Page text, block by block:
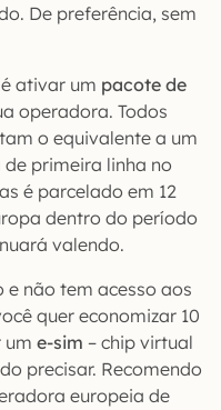
De preferência, sem
ativar um pacote de
operadora. Todos
o equivalente a um
primeira linha no
é parcelado em 12
dentro do período
valendo.
e não tem acesso aos
quer economizar 10
um e-sim – chip virtual
precisar. Recomendo
europeia de